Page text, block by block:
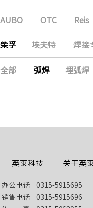
AUBO OTC Reis
柴孚 埃夫特 焊接
全部 弧焊 埋弧焊
英莱科技 关于英
办公电话：0315-5915695
销售电话：0315-5915696